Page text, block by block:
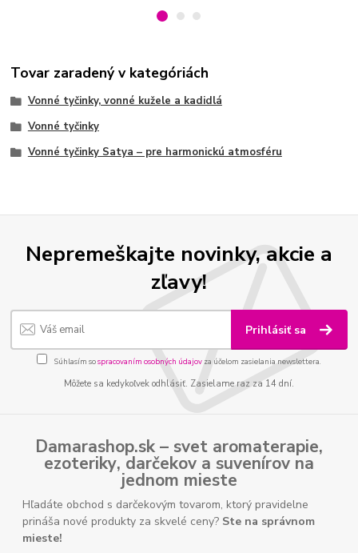
Tovar zaradený v kategóriách
Vonné tyčinky, vonné kužele a kadidlá
Vonné tyčinky
Vonné tyčinky Satya – pre harmonickú atmosféru
Nepremeškajte novinky, akcie a
zľavy!
Prihlásiť sa
Súhlasím sospracovaním osobných údajov za účelom zasielania newslettera.
Môžete sa kedykoľvek odhlásiť. Zasielame raz za 14 dní.
Damarashop.sk – svet aromaterapie,
ezoteriky, darčekov a suvenírov na
jednom mieste
Hľadáte obchod s darčekovým tovarom, ktorý pravidelne
prináša nové produkty za skvelé ceny? Ste na správnom
mieste!